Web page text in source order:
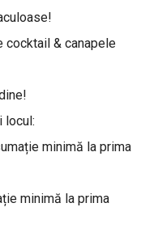
& canapele
locul:
minimă la prima
minimă la prima